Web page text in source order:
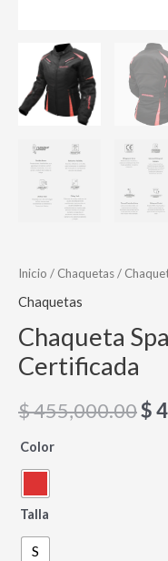
Inicio / Chaquetas/
Chaquetas
Chaqueta
Certificada
$455,000.00$
Color
Talla
S